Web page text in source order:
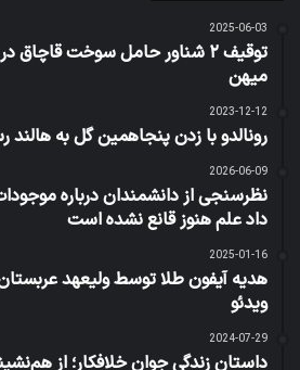
2025-06-03
توقیف ۲ شناور حامل سوخت
میهن
2023-12-12
رونالدو با زدن پنجاهمین گل به هالند
2026-06-09
نظرسنجی از دانشمندان درباره
داد علم هنوز قانع نشده است
2025-01-16
هدیه آیفون طلا توسط ولیعهد عربستان
ویدئو
2024-07-29
داستان زندگی جوان خلافکار؛ از